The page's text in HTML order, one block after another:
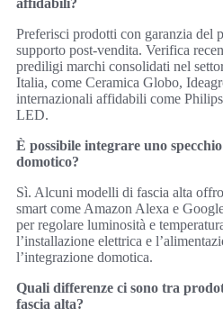
affidabili?
Preferisci prodotti con garanzia del
supporto post-vendita. Verifica
prediligi marchi consolidati nel
Italia, come Ceramica Globo,
internazionali affidabili come
LED.
È possibile integrare uno
domotico?
Sì. Alcuni modelli di fascia alta
smart come Amazon Alexa e
per regolare luminosità e
l’installazione elettrica e
l’integrazione domotica.
Quali differenze ci sono tra
fascia alta?